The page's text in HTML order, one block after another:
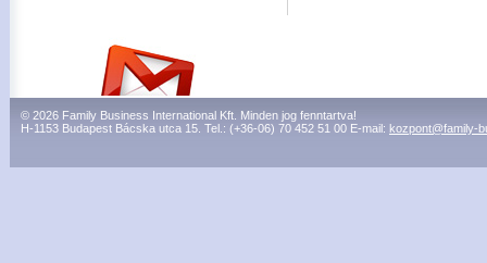
© 2026 Family Business International Kft. Minden jog fenntartva!
H-1153 Budapest Bácska utca 15. Tel.: (+36-06) 70 452 51 00 E-mail: kozpont@family-